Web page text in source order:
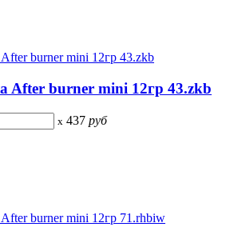
After burner mini 12гр 43.zkb
x 437 руб